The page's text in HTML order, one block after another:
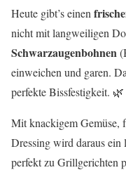
Heute gibt’s einen
nicht mit langweiligen
Schwarzaugenbohnen
einweichen und garen.
perfekte Bissfestigkeit. 🌿
Mit knackigem Gemüse,
Dressing wird daraus ein
perfekt zu Grillgerichten